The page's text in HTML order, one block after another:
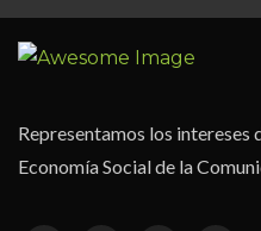
Representamos los intereses
Economía Social de la